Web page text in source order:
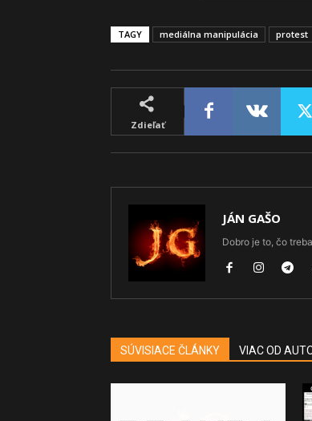
TAGY mediálna manipulácia protest
Zdieľať
JÁN GAŠO
Dobro je to, čo
SÚVISIACE ČLÁNKY VIAC OD